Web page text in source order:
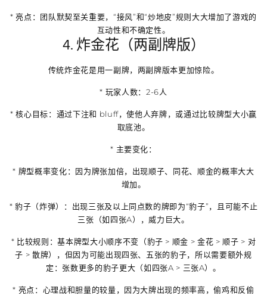
*亮点 ：团队默契至关重要，“接风”和“炒地皮”规则大大增加了游戏的
互动性和不确定性。
4. 炸金花（两副牌版）
传统炸金花是用一副牌，两副牌版本更加惊险。
* 玩家人数：2-6人
*核心目标：通过下注和 bluff，使他人弃牌，或通过比较牌型大小赢
取底池。
* 主要变化：
* 牌型概率变化：因为牌张加倍，出现顺子、同花、顺金的概率大大
增加。
*豹子（炸弹）
：出现三张及以上同点数的牌即为“豹子”，且可能不止
三张（如四张A），威力巨大。
* 比较规则 ：基本牌型大小顺序不变（豹子 > 顺金 > 金花 > 顺子 > 对
子 > 散牌），但因为可能出现四张、五张的豹子，所以需要额外规
定：张数更多的豹子更大（如四张A > 三张A）。
* 亮点 ：心理战和胆量的较量，因为大牌出现的频率高，偷鸡和反偷